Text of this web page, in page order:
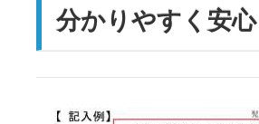
分かりやすく安